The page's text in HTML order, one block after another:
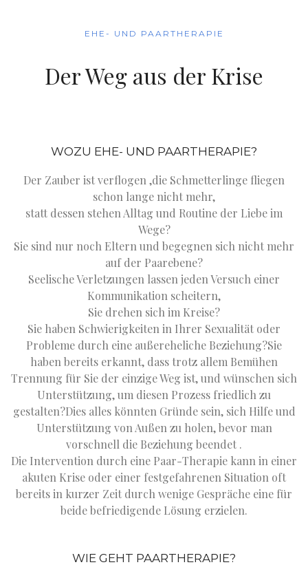
EHE- UND PAARTHERAPIE
Der Weg aus der Krise
WOZU EHE- UND PAARTHERAPIE?
Der Zauber ist verflogen ,die Schmetterlinge fliegen
schon lange nicht mehr,
statt dessen stehen Alltag und Routine der Liebe im
Wege?
Sie sind nur noch Eltern und begegnen sich nicht mehr
auf der Paarebene?
Seelische Verletzungen lassen jeden Versuch einer
Kommunikation scheitern,
Sie drehen sich im Kreise?
Sie haben Schwierigkeiten in Ihrer Sexualität oder
Probleme durch eine außereheliche Beziehung?Sie
haben bereits erkannt, dass trotz allem Bemühen
Trennung für Sie der einzige Weg ist, und wünschen sich
Unterstützung, um diesen Prozess friedlich zu
gestalten?Dies alles könnten Gründe sein, sich Hilfe und
Unterstützung von Außen zu holen, bevor man
vorschnell die Beziehung beendet .
Die Intervention durch eine Paar-Therapie kann in einer
akuten Krise oder einer festgefahrenen Situation oft
bereits in kurzer Zeit durch wenige Gespräche eine für
beide befriedigende Lösung erzielen.
WIE GEHT PAARTHERAPIE?